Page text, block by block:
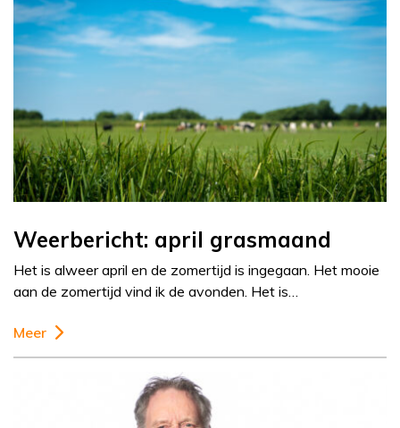
Weerbericht: april grasmaand
Het is alweer april en de zomertijd is ingegaan. Het mooie
aan de zomertijd vind ik de avonden. Het is…
Meer